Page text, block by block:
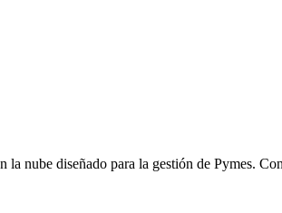
nube diseñado para la gestión de Pymes.